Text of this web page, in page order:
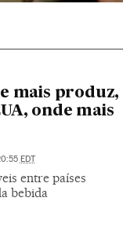
mais produz,
onde mais
EDT
entre países
bebida